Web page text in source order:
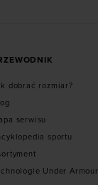
dobrać rozmiar?
serwisu
sportu
Under Armour